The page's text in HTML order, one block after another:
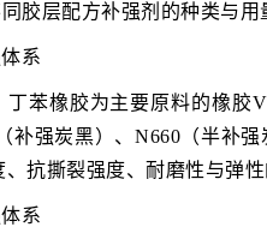
胶层配方补强剂的种类与用
系
丁苯橡胶为主要原料的橡胶
补强炭黑）、N660（半补
抗撕裂强度、耐磨性与弹
系